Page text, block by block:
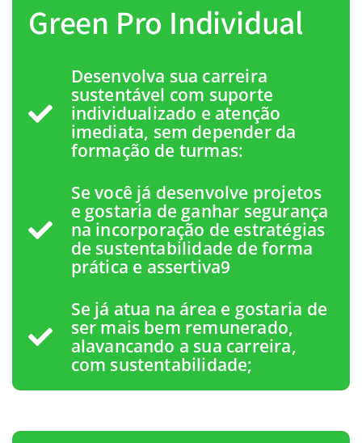
Green Pro Individual
Desenvolva sua carreira
sustentável com suporte
individualizado e atenção
imediata, sem depender da
formação de turmas:
Se você já desenvolve projetos
e gostaria de ganhar segurança
na incorporação de estratégias
de sustentabilidade de forma
prática e assertiva9
Se já atua na área e gostaria de
ser mais bem remunerado,
alavancando a sua carreira,
com sustentabilidade;